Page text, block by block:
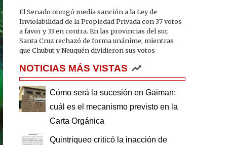
El Senado otorgó media sanción a la Ley de
Inviolabilidad de la Propiedad Privada con 37 votos
a favor y 33 en contra. En las provincias del sur,
Santa Cruz rechazó de forma unánime, mientras
que Chubut y Neuquén dividieron sus votos
NOTICIAS MÁS VISTAS
Cómo será la sucesión en Gaiman:
cuál es el mecanismo previsto en la
Carta Orgánica
Quintriqueo criticó la inacción de